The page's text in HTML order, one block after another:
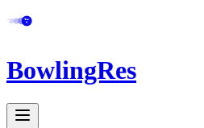
BowlingRes